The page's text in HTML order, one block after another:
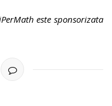
este sponsorizata